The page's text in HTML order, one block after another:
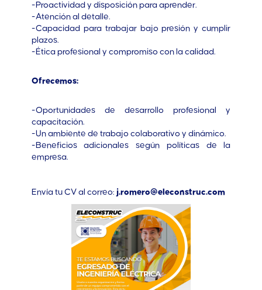
-Proactividad y disposición para aprender.
-Atención al detalle.
-Capacidad para trabajar bajo presión y cumplir
plazos.
-Ética profesional y compromiso con la calidad.
Ofrecemos:
-Oportunidades de desarrollo profesional y
capacitación.
-Un ambiente de trabajo colaborativo y dinámico.
-Beneficios adicionales según políticas de la
empresa.
Envía tu CV al correo: j.romero@eleconstruc.com